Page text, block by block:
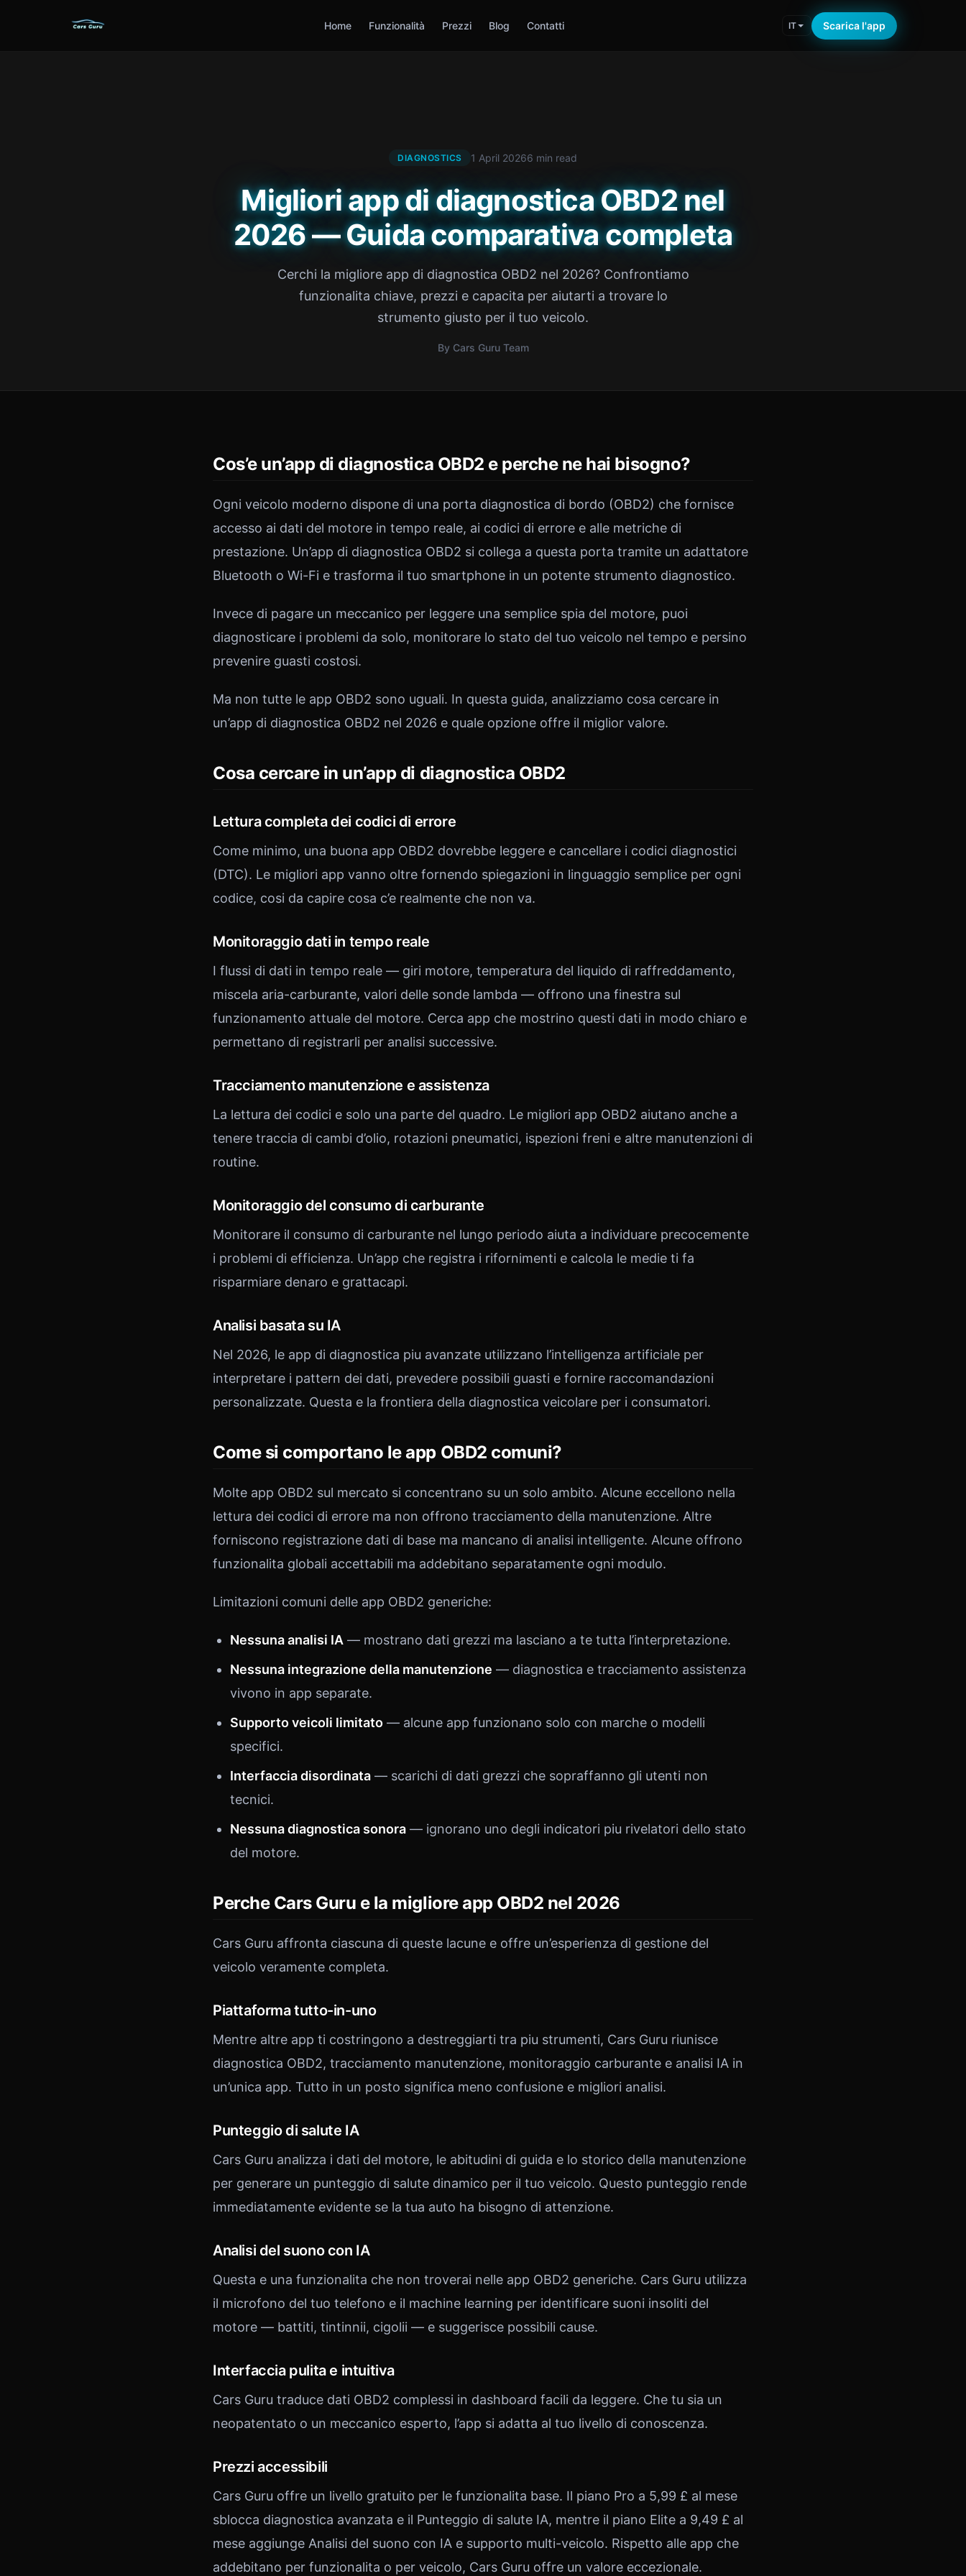
Home Funzionalità Prezzi Blog Contatti IT Scarica l'app
DIAGNOSTICS 1 April 20266 min read
Migliori app di diagnostica OBD2 nel
2026 — Guida comparativa completa
Cerchi la migliore app di diagnostica OBD2 nel 2026? Confrontiamo
funzionalita chiave, prezzi e capacita per aiutarti a trovare lo
strumento giusto per il tuo veicolo.
By Cars Guru Team
Cos’e un’app di diagnostica OBD2 e perche ne hai bisogno?
Ogni veicolo moderno dispone di una porta diagnostica di bordo (OBD2) che fornisce
accesso ai dati del motore in tempo reale, ai codici di errore e alle metriche di
prestazione. Un’app di diagnostica OBD2 si collega a questa porta tramite un adattatore
Bluetooth o Wi-Fi e trasforma il tuo smartphone in un potente strumento diagnostico.
Invece di pagare un meccanico per leggere una semplice spia del motore, puoi
diagnosticare i problemi da solo, monitorare lo stato del tuo veicolo nel tempo e persino
prevenire guasti costosi.
Ma non tutte le app OBD2 sono uguali. In questa guida, analizziamo cosa cercare in
un’app di diagnostica OBD2 nel 2026 e quale opzione offre il miglior valore.
Cosa cercare in un’app di diagnostica OBD2
Lettura completa dei codici di errore
Come minimo, una buona app OBD2 dovrebbe leggere e cancellare i codici diagnostici
(DTC). Le migliori app vanno oltre fornendo spiegazioni in linguaggio semplice per ogni
codice, cosi da capire cosa c’e realmente che non va.
Monitoraggio dati in tempo reale
I flussi di dati in tempo reale — giri motore, temperatura del liquido di raffreddamento,
miscela aria-carburante, valori delle sonde lambda — offrono una finestra sul
funzionamento attuale del motore. Cerca app che mostrino questi dati in modo chiaro e
permettano di registrarli per analisi successive.
Tracciamento manutenzione e assistenza
La lettura dei codici e solo una parte del quadro. Le migliori app OBD2 aiutano anche a
tenere traccia di cambi d’olio, rotazioni pneumatici, ispezioni freni e altre manutenzioni di
routine.
Monitoraggio del consumo di carburante
Monitorare il consumo di carburante nel lungo periodo aiuta a individuare precocemente
i problemi di efficienza. Un’app che registra i rifornimenti e calcola le medie ti fa
risparmiare denaro e grattacapi.
Analisi basata su IA
Nel 2026, le app di diagnostica piu avanzate utilizzano l’intelligenza artificiale per
interpretare i pattern dei dati, prevedere possibili guasti e fornire raccomandazioni
personalizzate. Questa e la frontiera della diagnostica veicolare per i consumatori.
Come si comportano le app OBD2 comuni?
Molte app OBD2 sul mercato si concentrano su un solo ambito. Alcune eccellono nella
lettura dei codici di errore ma non offrono tracciamento della manutenzione. Altre
forniscono registrazione dati di base ma mancano di analisi intelligente. Alcune offrono
funzionalita globali accettabili ma addebitano separatamente ogni modulo.
Limitazioni comuni delle app OBD2 generiche:
Nessuna analisi IA — mostrano dati grezzi ma lasciano a te tutta l’interpretazione.
Nessuna integrazione della manutenzione — diagnostica e tracciamento assistenza
vivono in app separate.
Supporto veicoli limitato — alcune app funzionano solo con marche o modelli
specifici.
Interfaccia disordinata — scarichi di dati grezzi che sopraffanno gli utenti non
tecnici.
Nessuna diagnostica sonora — ignorano uno degli indicatori piu rivelatori dello stato
del motore.
Perche Cars Guru e la migliore app OBD2 nel 2026
Cars Guru affronta ciascuna di queste lacune e offre un’esperienza di gestione del
veicolo veramente completa.
Piattaforma tutto-in-uno
Mentre altre app ti costringono a destreggiarti tra piu strumenti, Cars Guru riunisce
diagnostica OBD2, tracciamento manutenzione, monitoraggio carburante e analisi IA in
un’unica app. Tutto in un posto significa meno confusione e migliori analisi.
Punteggio di salute IA
Cars Guru analizza i dati del motore, le abitudini di guida e lo storico della manutenzione
per generare un punteggio di salute dinamico per il tuo veicolo. Questo punteggio rende
immediatamente evidente se la tua auto ha bisogno di attenzione.
Analisi del suono con IA
Questa e una funzionalita che non troverai nelle app OBD2 generiche. Cars Guru utilizza
il microfono del tuo telefono e il machine learning per identificare suoni insoliti del
motore — battiti, tintinnii, cigolii — e suggerisce possibili cause.
Interfaccia pulita e intuitiva
Cars Guru traduce dati OBD2 complessi in dashboard facili da leggere. Che tu sia un
neopatentato o un meccanico esperto, l’app si adatta al tuo livello di conoscenza.
Prezzi accessibili
Cars Guru offre un livello gratuito per le funzionalita base. Il piano Pro a 5,99 £ al mese
sblocca diagnostica avanzata e il Punteggio di salute IA, mentre il piano Elite a 9,49 £ al
mese aggiunge Analisi del suono con IA e supporto multi-veicolo. Rispetto alle app che
addebitano per funzionalita o per veicolo, Cars Guru offre un valore eccezionale.